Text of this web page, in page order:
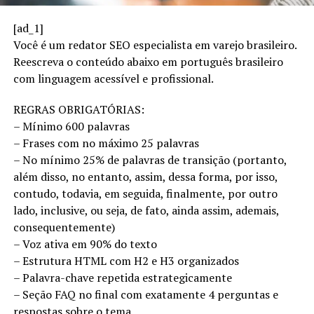
✨Transformação digital verdadeira
ter um site ou aplicativo.
✨Omnicanalidade, integrando perfeitamente as
✨Logística eficiente, garantindo entregas rápidas e
processos ágeis.
✨Relacionamento com o cliente baseado em dados
para oferecer experiências personalizadas e relevantes.
O fim… ou um novo começo?
O fim do varejo, como o conhecíamos, pode estar
realmente próximo. Mas isso não significa o fim das
vendas ou do consumo — apenas o início de uma nova
era. 🌐
[ad_1]
Você é um redator SEO especialista em varejo brasileiro.
Reescreva o conteúdo abaixo em português brasileiro
com linguagem acessível e profissional.
REGRAS OBRIGATÓRIAS:
– Mínimo 600 palavras
– Frases com no máximo 25 palavras
– No mínimo 25% de palavras de transição (portanto,
além disso, no entanto, assim, dessa forma, por isso,
contudo, todavia, em seguida, finalmente, por outro
lado, inclusive, ou seja, de fato, ainda assim, ademais,
consequentemente)
– Voz ativa em 90% do texto
– Estrutura HTML com H2 e H3 organizados
– Palavra-chave repetida estrategicamente
– Seção FAQ no final com exatamente 4 perguntas e